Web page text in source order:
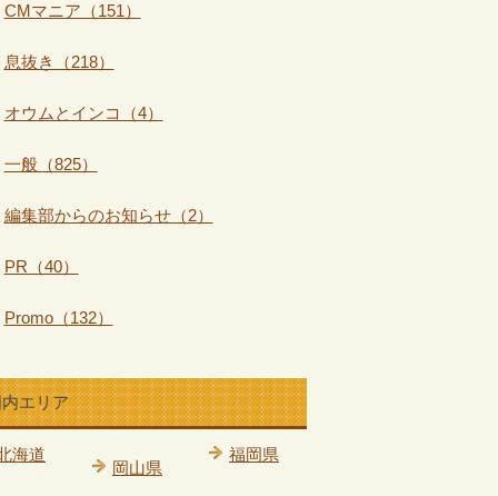
CMマニア（151）
息抜き（218）
オウムとインコ（4）
一般（825）
編集部からのお知らせ（2）
PR（40）
Promo（132）
エリア
海道
岡山県
福岡県